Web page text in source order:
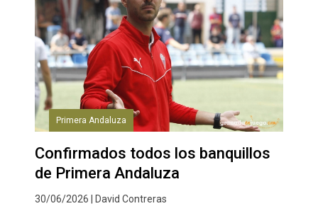
Primera Andaluza
Confirmados todos los banquillos
de Primera Andaluza
30/06/2026 | David Contreras